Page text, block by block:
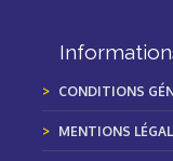
CONDITIONS
MENTIONS